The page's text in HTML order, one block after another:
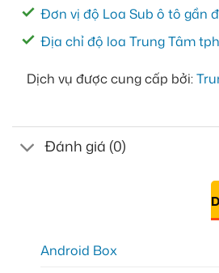
Đơn vị độ Loa Sub ô tô gần
Địa chỉ độ loa Trung Tâm
Dịch vụ được cung cấp bởi:
Đánh giá (0)
Android Box